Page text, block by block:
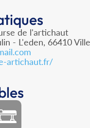
de l'artichaut
- L'eden, 66410
artichaut.fr/